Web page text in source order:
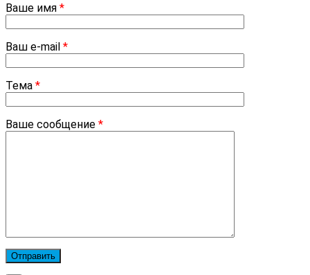
Ваше имя *
Ваш e-mail *
Тема *
Ваше сообщение *